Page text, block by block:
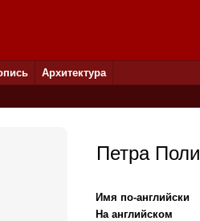
Архитектура
Петра Поли
Имя по-английски
На английском